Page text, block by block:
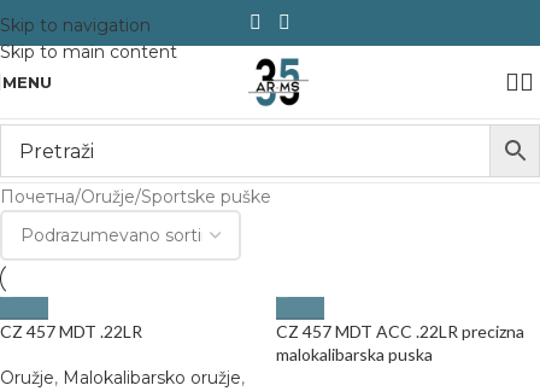
Skip to navigation
Skip to main content
MENU
Почетна Oružje Sportske puške
CZ 457 MDT .22LR
Oružje, Malokalibarsko oružje,
CZ 457 MDT ACC .22LR precizna
malokalibarska puska